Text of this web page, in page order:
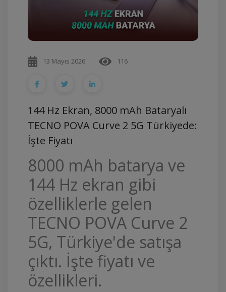
13 Mayıs 2026 116
144 Hz Ekran, 8000 mAh Bataryalı
TECNO POVA Curve 2 5G Türkiyede:
İşte Fiyatı
8000 mAh batarya ve
144 Hz ekran gibi
özelliklerle gelen
TECNO POVA Curve 2
5G, Türkiye'de satışa
çıktı. İşte fiyatı ve
özellikleri.